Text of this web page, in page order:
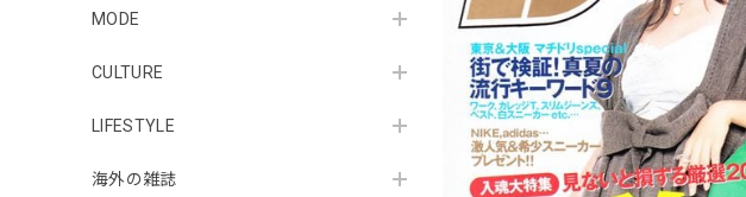
MODE
CULTURE
LIFESTYLE
海外の雑誌